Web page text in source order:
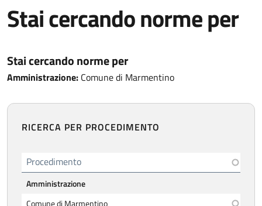
Stai cercando norme per
Stai cercando norme per
Amministrazione: Comune di Marmentino
RICERCA PER PROCEDIMENTO
Procedimento
Amministrazione